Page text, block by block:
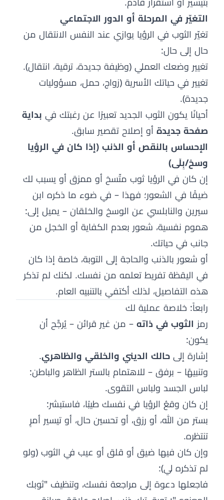
التغيّر في المرحلة أو الدور الاجتماعي
تغيّر الثوب في الرؤيا يوازي عند النفس الانتقال من
حال إلى حال:
تغيير وضعك العملي (وظيفة جديدة، ترقية، انتقال).
تغيير في حياتك الأسرية (زواج، حمل، مسؤوليات
جديدة).
أحيانًا يكون الثوب الجديد تعبيرًا عن رغبتك في بداية
صفحة جديدةأو إصلاح تقصير سابق.
الإحساس بالنقص أو الذنب (إذا كان في الرؤيا
وسخ/بِلَى)
إن كان في الرؤيا ثوب متّسخ أو ممزق أو يسبب لك
ضيقًا في الشعور؛ فهذا – في ضوء ما ذكره ابن
سيرين والنابلسي عن الوسخ والخلقان – يميل إلى:
هموم نفسية، شعور بعدم الكفاية أو الخجل من
جانب في حياتك.
أو شعور بالذنب والحاجة إلى التوبة، خاصة إذا كان
في اليقظة تفريط تعلمه من نفسك. لكنك لم تذكر
هذه التفاصيل، لذلك أكتفي بالتنبيه العام.
رابعاً: خلاصة عملية لك
رمز الثوب في ذاته– من غير قرائن – يُرجَّح أن
يكون:
إشارة إلىحالك الديني والخلقي والظاهري.
وتنبيهًا – برفق – للاهتمام بالستر الظاهر والباطن:
لباس الجسد ولباس التقوى.
إن كان وقعُ الرؤيا في نفسك طيبًا، فاستبشر:
بستر من الله، أو رزق، أو تحسين حال، أو تيسير أمرٍ
تنتظره.
وإن كان فيها ضيق أو قلق أو عيب في الثوب (ولو
لم تذكره لي):
فاجعلها دعوة إلى مراجعة نفسك، وتنظيف "ثوبك